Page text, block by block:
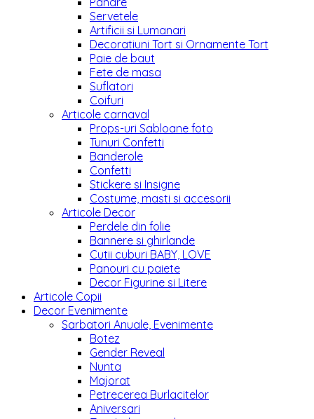
Servetele
Artificii si Lumanari
Decoratiuni Tort si Ornamente Tort
Paie de baut
Fete de masa
Suflatori
Coifuri
Articole carnaval
Props-uri Sabloane foto
Tunuri Confetti
Banderole
Confetti
Stickere si Insigne
Costume, masti si accesorii
Articole Decor
Perdele din folie
Bannere si ghirlande
Cutii cuburi BABY, LOVE
Panouri cu paiete
Decor Figurine si Litere
Articole Copii
Decor Evenimente
Sarbatori Anuale, Evenimente
Botez
Gender Reveal
Nunta
Majorat
Petrecerea Burlacitelor
Aniversari